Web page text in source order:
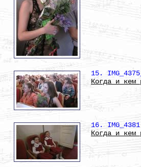
15.
Когда и кем
16.
Когда и кем